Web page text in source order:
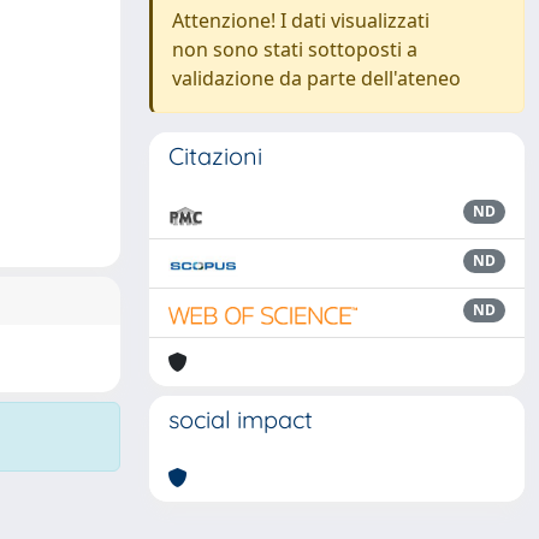
Attenzione! I dati visualizzati
non sono stati sottoposti a
validazione da parte dell'ateneo
Citazioni
ND
ND
ND
social impact